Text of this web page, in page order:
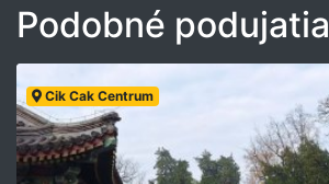
Podobné podujatia
Cik Cak Centrum